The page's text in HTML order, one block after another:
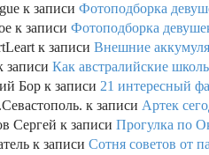
к записи Фотоподборка
к записи Фотоподборка
к записи Внешние
записи Как австралийские
Бор к записи 21 интересный
к записи Артек
Сергей к записи Прогулка по
к записи Сотня советов от